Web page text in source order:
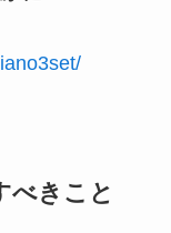
べきこと